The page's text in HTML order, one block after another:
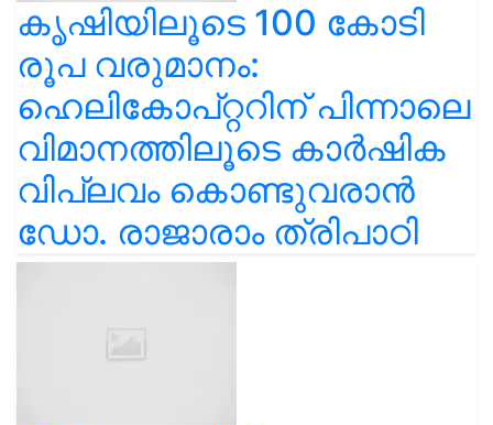
കൃഷിയിലൂടെ 100 കോടി
രൂപ വരുമാനം:
ഹെലികോപ്റ്ററിന് പിന്നാലെ
വിമാനത്തിലൂടെ കാർഷിക
വിപ്ലവം കൊണ്ടുവരാൻ
ഡോ. രാജാരാം ത്രിപാഠി